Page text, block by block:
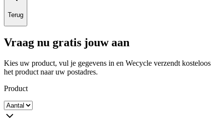
Terug
Vraag nu gratis jouw aan
Kies uw product, vul je gegevens in en Wecycle verzendt kosteloos
het product naar uw postadres.
Product